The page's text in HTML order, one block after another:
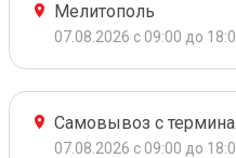
Мелитополь
07.08.2026 с 09:00 до
Самовывоз с
07.08.2026 с 09:00 до